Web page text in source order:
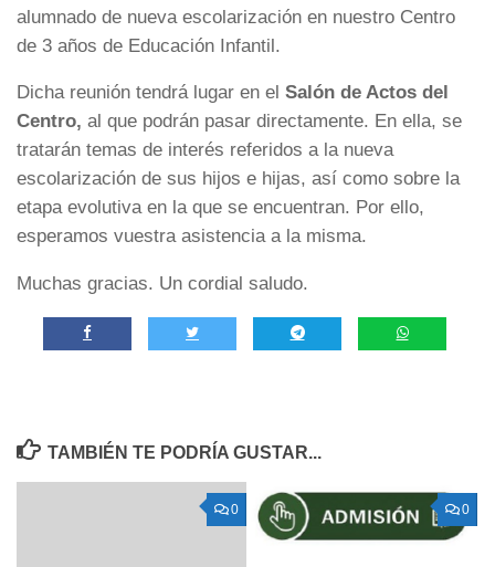
alumnado de nueva escolarización en nuestro Centro
de 3 años de Educación Infantil.
Dicha reunión tendrá lugar en el Salón de Actos del
Centro, al que podrán pasar directamente. En ella, se
tratarán temas de interés referidos a la nueva
escolarización de sus hijos e hijas, así como sobre la
etapa evolutiva en la que se encuentran. Por ello,
esperamos vuestra asistencia a la misma.
Muchas gracias. Un cordial saludo.
TAMBIÉN TE PODRÍA GUSTAR...
0 0